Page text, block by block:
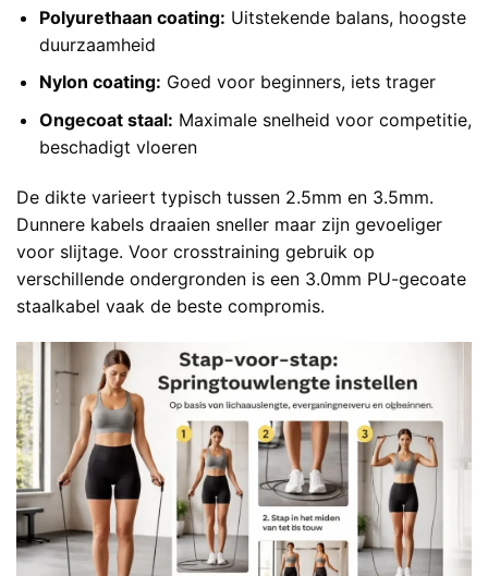
Polyurethaan coating: Uitstekende balans, hoogste
duurzaamheid
Nylon coating: Goed voor beginners, iets trager
Ongecoat staal: Maximale snelheid voor competitie,
beschadigt vloeren
De dikte varieert typisch tussen 2.5mm en 3.5mm.
Dunnere kabels draaien sneller maar zijn gevoeliger
voor slijtage. Voor crosstraining gebruik op
verschillende ondergronden is een 3.0mm PU-gecoate
staalkabel vaak de beste compromis.